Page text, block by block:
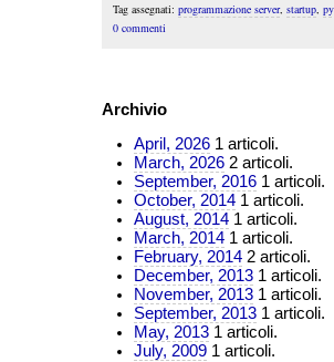
Tag assegnati: programmazione server, startup,
0 commenti
Archivio
April, 2026 1 articoli.
March, 2026 2 articoli.
September, 2016 1 articoli.
October, 2014 1 articoli.
August, 2014 1 articoli.
March, 2014 1 articoli.
February, 2014 2 articoli.
December, 2013 1 articoli.
November, 2013 1 articoli.
September, 2013 1 articoli.
May, 2013 1 articoli.
July, 2009 1 articoli.